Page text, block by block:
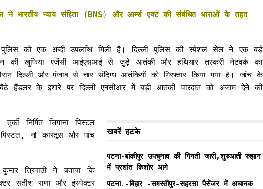
ने भारतीय न्याय संहिता (BNS) और आर्म्स एक्ट की संबंधित धाराओं के तहत
पुलिस को एक अब्दी उपलब्धि मिली है। दिल्ली पुलिस की स्पेशल सेल ने एक बड़े
की खुफिया एजेंसी आईएसआई से जुड़े आतंकी और हथियार तस्करी नेटवर्क का
दिल्ली और पंजाब से चार संदिग्ध आतंकियों को गिरफ्तार किया गया है। जांच के
हैंडलर के इशारे पर दिल्ली-एनसीआर में बड़ी आतंकी वारदात को अंजाम देने की
खबरें हटके
पटना-बांकीपुर उपचुनाव की गिनती जारी,शुरुआती रुझान
में प्रशांत किशोर आगे
पटना.-बिहार -समस्तीपुर-सहरसा पैसेंजर में अचानक
निर्मित जिगाना पिस्टल
नौ कारतूस और पांच
त्रिपाठी ने बताया कि
सतीश राणा और इंस्पेक्टर